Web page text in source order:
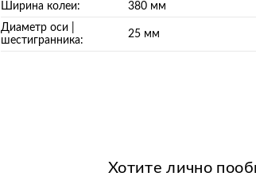
Ширина колеи:
380 мм
Диаметр оси |
шестигранника:
25 мм
Хотите лично